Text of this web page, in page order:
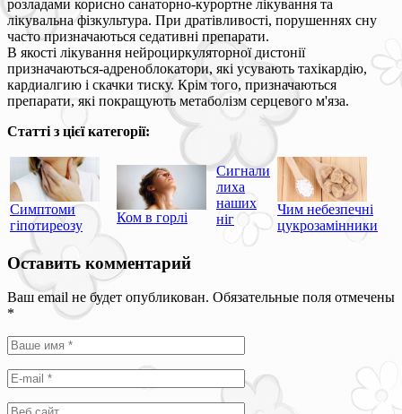
розладами корисно санаторно-курортне лікування та
лікувальна фізкультура. При дратівливості, порушеннях сну
часто призначаються седативні препарати.
В якості лікування нейроциркуляторної дистонії
призначаються-адреноблокатори, які усувають тахікардію,
кардиалгию і скачки тиску. Крім того, призначаються
препарати, які покращують метаболізм серцевого м'яза.
Статті з цієї категорії:
Симптоми
гіпотиреозу
Ком в горлі
Сигнали
лиха
наших
ніг
Чим небезпечні
цукрозамінники
Оставить комментарий
Ваш email не будет опубликован. Обязательные поля отмечены
*